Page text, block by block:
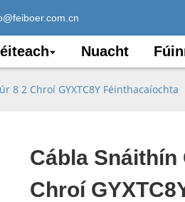
Nuacht
8 2 Chroí GYXTC8Y Féinthacaíochta
Cábla Snáithín
Chroí